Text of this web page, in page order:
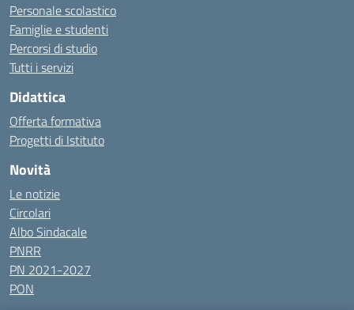
Personale scolastico
Famiglie e studenti
Percorsi di studio
Tutti i servizi
Didattica
Offerta formativa
Progetti di Istituto
Novità
Le notizie
Circolari
Albo Sindacale
PNRR
PN 2021-2027
PON